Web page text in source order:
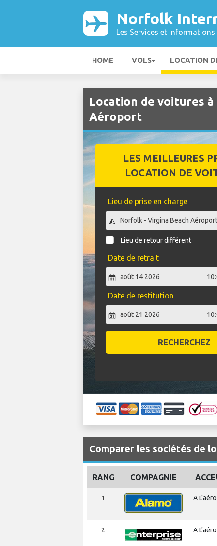
Norfolk
Les Services et
HOME VOLS LOCATION
Location de voitures
Aéroport
LES MEILLEURES
LOCATION DE
Lieu de prise en charge
Lieu de retour différent
Date de retrait
Date de restitution
RECHERCHEZ
Comparer les sociétés de
RANG COMPAGNIE
1 A
2 A